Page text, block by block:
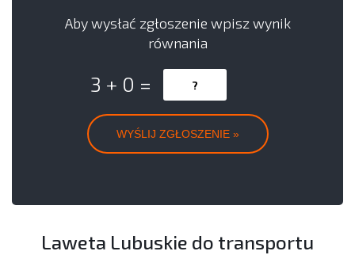
Aby wysłać zgłoszenie wpisz wynik
równania
3 + 0 =
Laweta Lubuskie do transportu